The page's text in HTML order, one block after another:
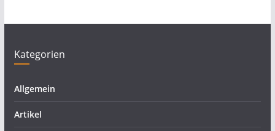
Kategorien
Allgemein
Artikel